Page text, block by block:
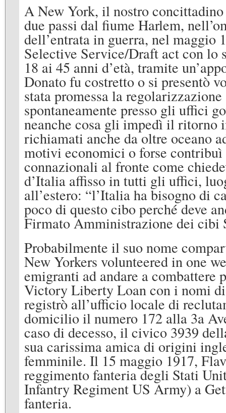
A New York, il nostro concittadino
due passi dal fiume Harlem,
dell’entrata in guerra, nel maggio
Selective Service/Draft act con lo
18 ai 45 anni d’età, tramite
Donato fu costretto o si presentò
stata promessa la
spontaneamente presso gli uffici
neanche cosa gli impedì il ritorno
richiamati anche da oltre oceano
motivi economici o forse
connazionali al fronte come
d’Italia affisso in tutti gli uffici,
all’estero: “l’Italia ha bisogno di
poco di questo cibo perché deve
Firmato Amministrazione dei cibi
Probabilmente il suo nome
New Yorkers volunteered in one
emigranti ad andare a
Victory Liberty Loan con i nomi
registrò all’ufficio locale di
domicilio il numero 172 alla 3a
caso di decesso, il civico 3939
sua carissima amica di origini
femminile. Il 15 maggio 1917,
reggimento fanteria degli Stati
Infantry Regiment US Army) a
fanteria.